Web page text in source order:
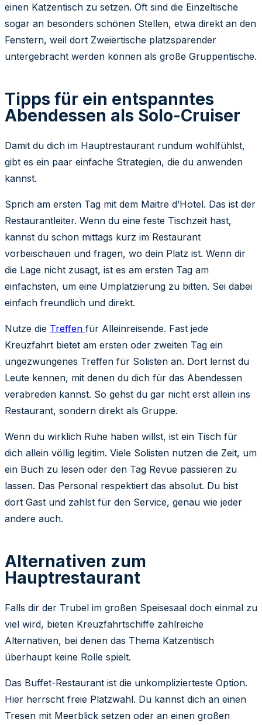
einen Katzentisch zu setzen. Oft sind die Einzeltische
sogar an besonders schönen Stellen, etwa direkt an den
Fenstern, weil dort Zweiertische platzsparender
untergebracht werden können als große Gruppentische.
Tipps für ein entspanntes
Abendessen als Solo-Cruiser
Damit du dich im Hauptrestaurant rundum wohlfühlst,
gibt es ein paar einfache Strategien, die du anwenden
kannst.
Sprich am ersten Tag mit dem Maitre d’Hotel. Das ist der
Restaurantleiter. Wenn du eine feste Tischzeit hast,
kannst du schon mittags kurz im Restaurant
vorbeischauen und fragen, wo dein Platz ist. Wenn dir
die Lage nicht zusagt, ist es am ersten Tag am
einfachsten, um eine Umplatzierung zu bitten. Sei dabei
einfach freundlich und direkt.
Nutze die Treffen für Alleinreisende. Fast jede
Kreuzfahrt bietet am ersten oder zweiten Tag ein
ungezwungenes Treffen für Solisten an. Dort lernst du
Leute kennen, mit denen du dich für das Abendessen
verabreden kannst. So gehst du gar nicht erst allein ins
Restaurant, sondern direkt als Gruppe.
Wenn du wirklich Ruhe haben willst, ist ein Tisch für
dich allein völlig legitim. Viele Solisten nutzen die Zeit, um
ein Buch zu lesen oder den Tag Revue passieren zu
lassen. Das Personal respektiert das absolut. Du bist
dort Gast und zahlst für den Service, genau wie jeder
andere auch.
Alternativen zum
Hauptrestaurant
Falls dir der Trubel im großen Speisesaal doch einmal zu
viel wird, bieten Kreuzfahrtschiffe zahlreiche
Alternativen, bei denen das Thema Katzentisch
überhaupt keine Rolle spielt.
Das Buffet-Restaurant ist die unkomplizierteste Option.
Hier herrscht freie Platzwahl. Du kannst dich an einen
Tresen mit Meerblick setzen oder an einen großen